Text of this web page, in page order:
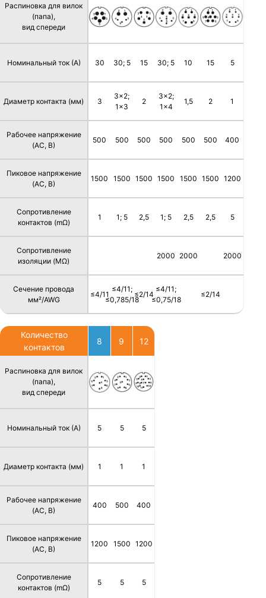
Распиновка для вилок
(папа),
вид спереди
Номинальный ток (А)
Диаметр контакта (мм)
Рабочее напряжение
(AC, В)
Пиковое напряжение
(AC, В)
Сопротивление
контактов (mΩ)
Сопротивление
изоляции (MΩ)
Сечение провода
мм²/AWG
30
3
500
1500
1
≤4/11
30; 5
3x2;
1x3
500
1500
1; 5
≤4/11;
≤0,785/18
15
2
500
1500
2,5
≤2/14
30; 5
3x2;
1x4
500
1500
1; 5
2000
≤4/11;
≤0,75/18
10
1,5
500
1500
2,5
2000
15
2
500
1500
2,5
≤2/14
5
1
400
1200
5
2000
Количество
контактов
Распиновка для вилок
(папа),
вид спереди
Номинальный ток (А)
Диаметр контакта (мм)
Рабочее напряжение
(AC, В)
Пиковое напряжение
(AC, В)
Сопротивление
контактов (mΩ)
8
5
1
400
1200
5
9
5
1
500
1500
5
12
5
1
400
1200
5